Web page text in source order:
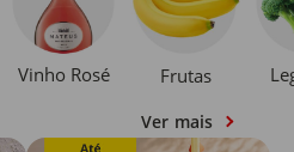
Vinho Rosé Frutas
Ver mais